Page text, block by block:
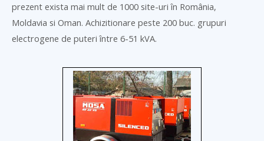
prezent exista mai mult de 1000 site-uri în România,
Moldavia si Oman. Achizitionare peste 200 buc. grupuri
electrogene de puteri între 6-51 kVA.